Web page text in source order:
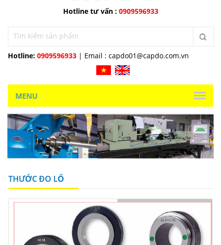
Hotline tư vấn : 0909596933
Hotline: 0909596933 | Email : capdo01@capdo.com.vn
MENU
THƯỚC ĐO LỔ